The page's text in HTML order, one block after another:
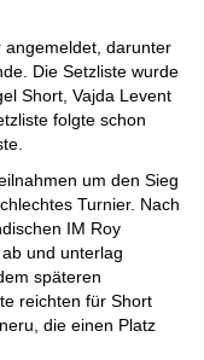
angemeldet, darunter
Die Setzliste wurde
Short, Vajda Levent
folgte schon
um den Sieg
Turnier. Nach
IM Roy
und unterlag
späteren
reichten für Short
die einen Platz